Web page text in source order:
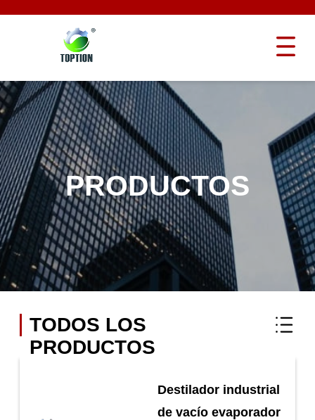
PRODUCTOS
TODOS LOS
PRODUCTOS
Destilador industrial
de vacío evaporador